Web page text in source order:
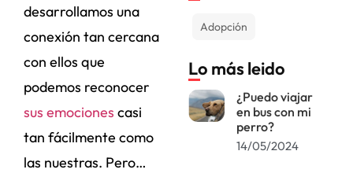
desarrollamos una
conexión tan cercana
con ellos que
podemos reconocer
sus emociones casi
tan fácilmente como
las nuestras. Pero…
Adopción
Lo más leido
¿Puedo viajar
en bus con mi
perro?
14/05/2024